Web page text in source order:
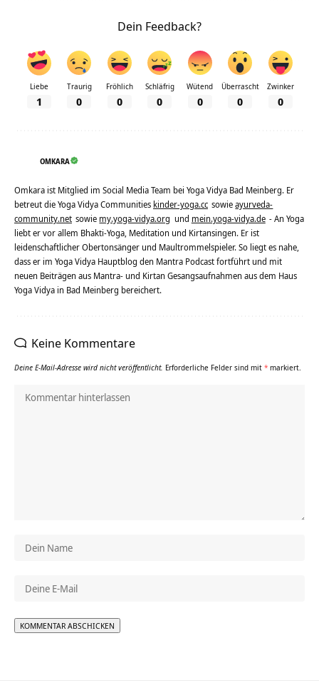
Dein Feedback?
Liebe
1
Traurig
0
Fröhlich
0
Schläfrig
0
Wütend
0
Überrascht
0
Zwinker
0
OMKARA
Omkara ist Mitglied im Social Media Team bei Yoga Vidya Bad Meinberg. Er
betreut die Yoga Vidya Communities kinder-yoga.cc sowieayurveda-
community.net sowie my.yoga-vidya.org und mein.yoga-vidya.de - An Yoga
liebt er vor allem Bhakti-Yoga, Meditation und Kirtansingen. Er ist
leidenschaftlicher Obertonsänger und Maultrommelspieler. So liegt es nahe,
dass er im Yoga Vidya Hauptblog den Mantra Podcast fortführt und mit
neuen Beiträgen aus Mantra- und Kirtan Gesangsaufnahmen aus dem Haus
Yoga Vidya in Bad Meinberg bereichert.
Keine Kommentare
Deine E-Mail-Adresse wird nicht veröffentlicht. Erforderliche Felder sind mit * markiert.